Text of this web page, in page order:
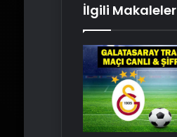
İlgili Makaleler